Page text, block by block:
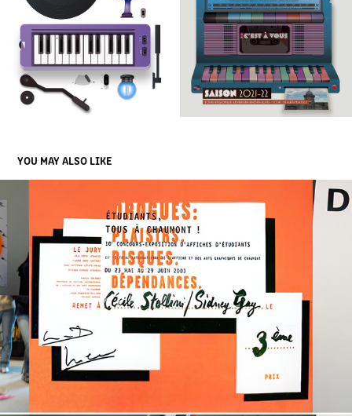
YOU MAY ALSO LIKE
FESTIVAL DE L'AFFICHE 2003